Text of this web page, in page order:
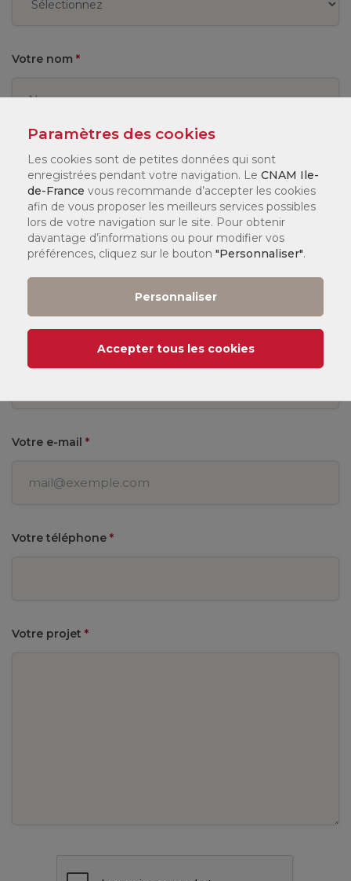
Votre nom *
Votre prénom *
Nom Entreprise*
Votre code postal*
Votre e-mail *
Votre téléphone *
Votre projet *
Paramètres des cookies
Les cookies sont de petites données qui sont
enregistrées pendant votre navigation. Le CNAM Ile-
de-France vous recommande d’accepter les cookies
afin de vous proposer les meilleurs services possibles
lors de votre navigation sur le site. Pour obtenir
davantage d’informations ou pour modifier vos
préférences, cliquez sur le bouton "Personnaliser".
Personnaliser
Accepter tous les cookies